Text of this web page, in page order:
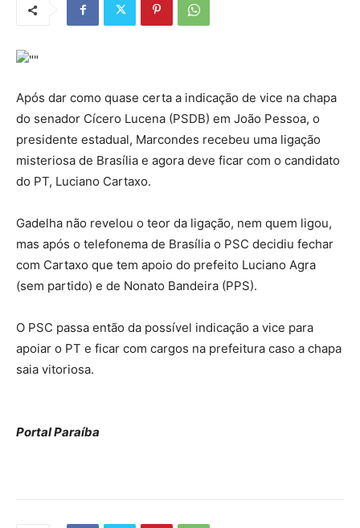
Após dar como quase certa a indicação de vice na chapa
do senador Cícero Lucena (PSDB) em João Pessoa, o
presidente estadual, Marcondes recebeu uma ligação
misteriosa de Brasília e agora deve ficar com o candidato
do PT, Luciano Cartaxo.
Gadelha não revelou o teor da ligação, nem quem ligou,
mas após o telefonema de Brasília o PSC decidiu fechar
com Cartaxo que tem apoio do prefeito Luciano Agra
(sem partido) e de Nonato Bandeira (PPS).
O PSC passa então da possível indicação a vice para
apoiar o PT e ficar com cargos na prefeitura caso a chapa
saia vitoriosa.
Portal Paraíba